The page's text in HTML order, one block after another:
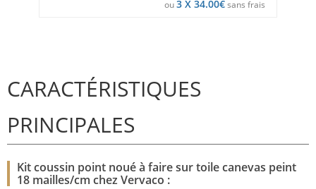
ou3 X 34.00€sans frais
CARACTÉRISTIQUES
PRINCIPALES
Kit coussin point noué à faire sur toile canevas peint
18 mailles/cm chez Vervaco :